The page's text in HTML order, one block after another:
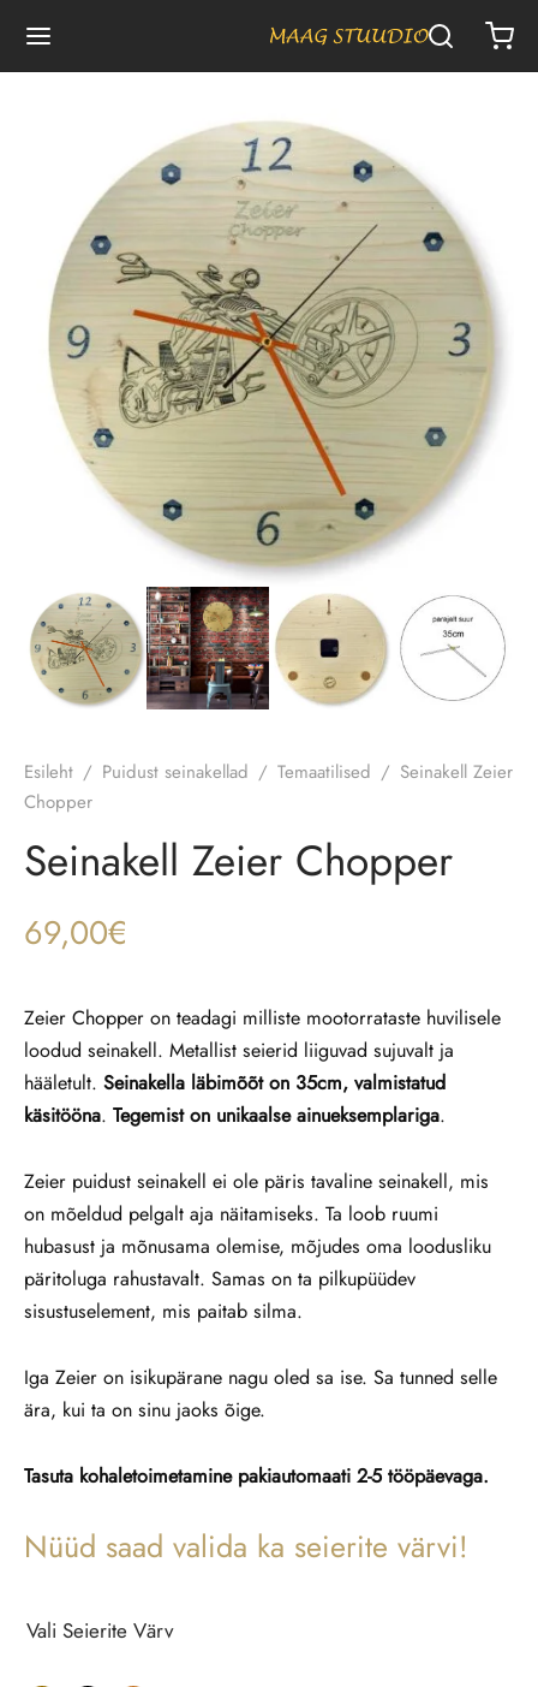
Esileht / Puidust seinakellad / Temaatilised / Seinakell Zeier
Chopper
Seinakell Zeier Chopper
69,00€
Zeier Chopper on teadagi milliste mootorrataste huvilisele
loodud seinakell. Metallist seierid liiguvad sujuvalt ja
hääletult. Seinakella läbimõõt on 35cm, valmistatud
käsitööna. Tegemist on unikaalse ainueksemplariga.
Zeier puidust seinakell ei ole päris tavaline seinakell, mis
on mõeldud pelgalt aja näitamiseks. Ta loob ruumi
hubasust ja mõnusama olemise, mõjudes oma loodusliku
päritoluga rahustavalt. Samas on ta pilkupüüdev
sisustuselement, mis paitab silma.
Iga Zeier on isikupärane nagu oled sa ise. Sa tunned selle
ära, kui ta on sinu jaoks õige.
Tasuta kohaletoimetamine pakiautomaati 2-5 tööpäevaga.
Nüüd saad valida ka seierite värvi!
Vali Seierite Värv